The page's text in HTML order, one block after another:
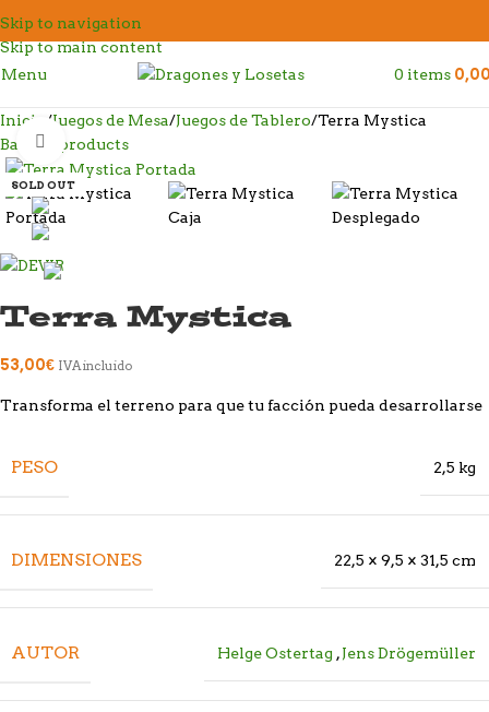
Skip to navigation
Skip to main content
Menu
0 items
Inicio Juegos de Mesa Juegos de Tablero Terra Mystica
Back to products
SOLD OUT
Click to enlarge
Terra Mystica
53,00€ IVA incluido
Transforma el terreno para que tu facción pueda desarrollarse
PESO 2,5 kg
DIMENSIONES 22,5 × 9,5 × 31,5 cm
AUTOR Helge Ostertag ,Jens Drögemüller